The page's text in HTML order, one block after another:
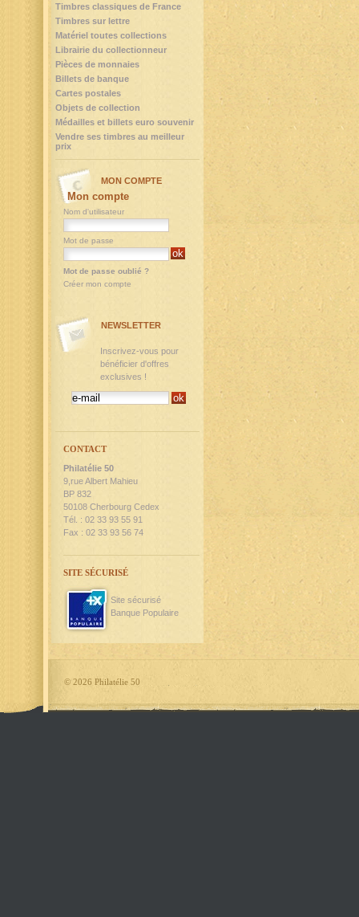
Timbres classiques de France
Timbres sur lettre
Matériel toutes collections
Librairie du collectionneur
Pièces de monnaies
Billets de banque
Cartes postales
Objets de collection
Médailles et billets euro souvenir
Vendre ses timbres au meilleur
prix
MON COMPTE
Mon compte
Nom d'utilisateur
Mot de passe
Mot de passe oublié ?
Créer mon compte
NEWSLETTER
Inscrivez-vous pour
bénéficier d'offres
exclusives !
CONTACT
Philatélie 50
9,rue Albert Mahieu
BP 832
50108 Cherbourg Cedex
Tél. : 02 33 93 55 91
Fax : 02 33 93 56 74
SITE SÉCURISÉ
Site sécurisé
Banque Populaire
© 2026 Philatélie 50